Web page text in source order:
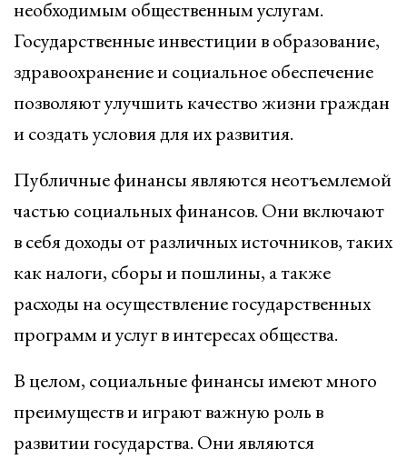
необходимым общественным услугам.
Государственные инвестиции в образование,
здравоохранение и социальное обеспечение
позволяют улучшить качество жизни граждан
и создать условия для их развития.
Публичные финансы являются неотъемлемой
частью социальных финансов. Они включают
в себя доходы от различных источников, таких
как налоги, сборы и пошлины, а также
расходы на осуществление государственных
программ и услуг в интересах общества.
В целом, социальные финансы имеют много
преимуществ и играют важную роль в
развитии государства. Они являются